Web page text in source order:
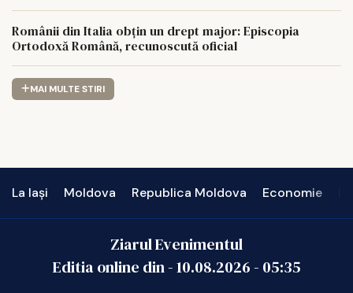
Românii din Italia obțin un drept major: Episcopia
Ortodoxă Română, recunoscută oficial
MAI MULTE STIRI
La Iași Moldova Republica Moldova Economie
Ziarul Evenimentul
Editia online din -10.08.2026- 05:35